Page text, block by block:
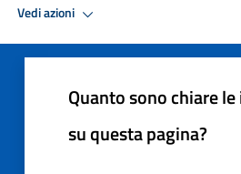
Vedi azioni
Quanto sono chiare
su questa pagina?